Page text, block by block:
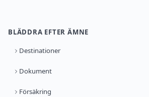
BLÄDDRA EFTER ÄMNE
Destinationer
Dokument
Försäkring